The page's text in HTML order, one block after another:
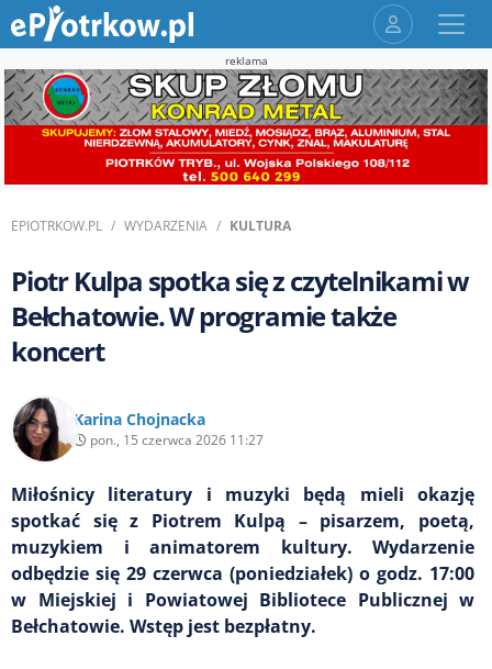
reklama
EPIOTRKOW.PL WYDARZENIA KULTURA
Piotr Kulpa spotka się z czytelnikami w
Bełchatowie. W programie także
koncert
Karina Chojnacka
pon., 15 czerwca 2026 11:27
Miłośnicy literatury i muzyki będą mieli okazję
spotkać się z Piotrem Kulpą – pisarzem, poetą,
muzykiem i animatorem kultury. Wydarzenie
odbędzie się 29 czerwca (poniedziałek) o godz. 17:00
w Miejskiej i Powiatowej Bibliotece Publicznej w
Bełchatowie. Wstęp jest bezpłatny.